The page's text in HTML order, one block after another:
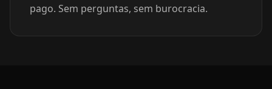
pago. Sem perguntas, sem burocracia.